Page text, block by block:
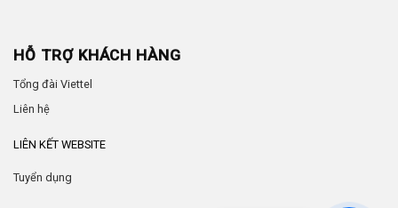
HỖ TRỢ KHÁCH HÀNG
Tổng đài Viettel
Liên hệ
LIÊN KẾT WEBSITE
Tuyển dụng